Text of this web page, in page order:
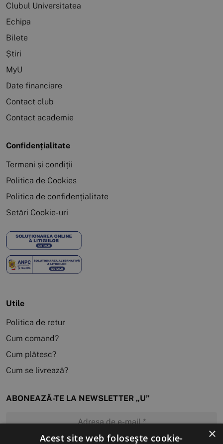
Clubul Universitatea
Echipa
Bilete
Știri
MyU
Date financiare
Contact club
Contact academie
Confidențialitate
Termeni și condiții
Politica de Cookies
Politica de confidențialitate
Setări Cookie-uri
Utile
Politica de retur
Cum comand?
Cum plătesc?
Cum se livrează?
ABONEAZĂ-TE LA NEWSLETTER „U”
×
Acest site web folosește cookie-